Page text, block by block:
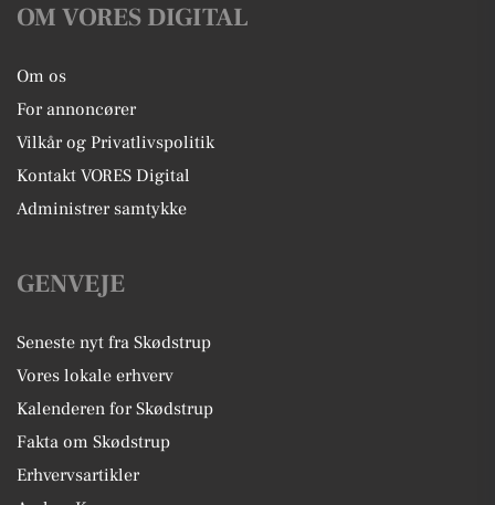
OM VORES DIGITAL
Om os
For annoncører
Vilkår og Privatlivspolitik
Kontakt VORES Digital
Administrer samtykke
GENVEJE
Seneste nyt fra Skødstrup
Vores lokale erhverv
Kalenderen for Skødstrup
Fakta om Skødstrup
Erhvervsartikler